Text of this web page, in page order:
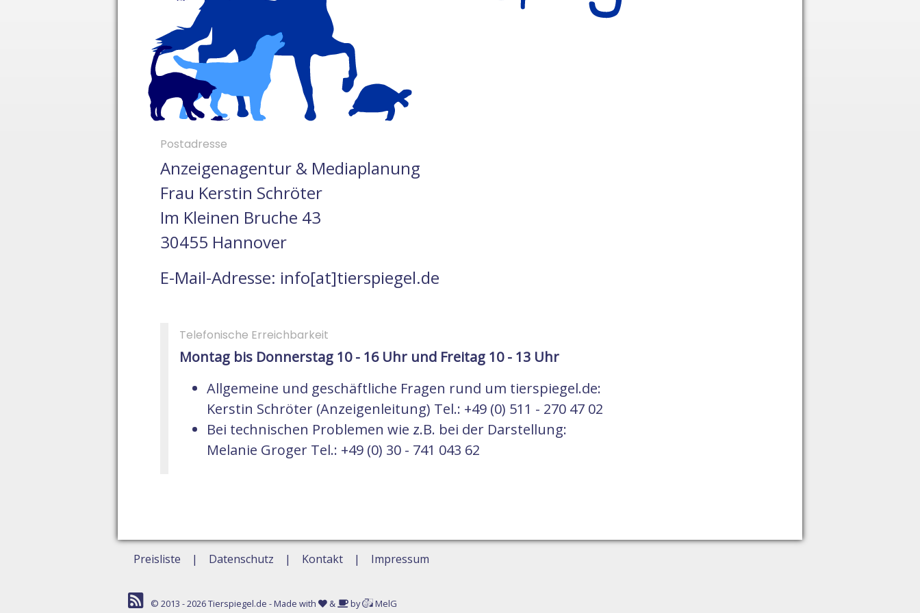
Postadresse
Anzeigenagentur & Mediaplanung
Frau Kerstin Schröter
Im Kleinen Bruche 43
30455 Hannover
E-Mail-Adresse: info[at]tierspiegel.de
Telefonische Erreichbarkeit
Montag bis Donnerstag 10 - 16 Uhr und Freitag 10 - 13 Uhr
Allgemeine und geschäftliche Fragen rund um tierspiegel.de:
Kerstin Schröter (Anzeigenleitung) Tel.: +49 (0) 511 - 270 47 02
Bei technischen Problemen wie z.B. bei der Darstellung:
Melanie Groger Tel.: +49 (0) 30 - 741 043 62
Preisliste Datenschutz Kontakt Impressum
© 2013 - 2026Tierspiegel.de - Made with & by MelG